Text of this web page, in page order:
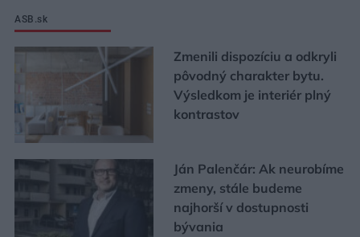
ASB.sk
Zmenili dispozíciu a odkryli
pôvodný charakter bytu.
Výsledkom je interiér plný
kontrastov
Ján Palenčár: Ak neurobíme
zmeny, stále budeme
najhorší v dostupnosti
bývania